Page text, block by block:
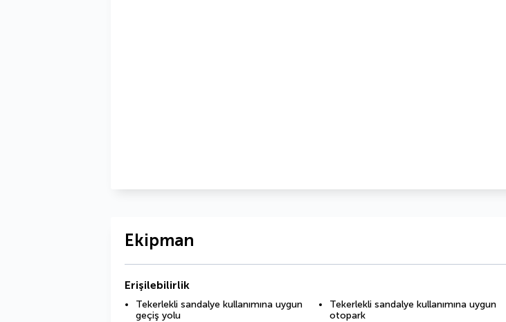
Ekipman
Erişilebilirlik
Tekerlekli sandalye kullanımına uygun
geçiş yolu
Tekerlekli sandalye kullanımına uygun
otopark